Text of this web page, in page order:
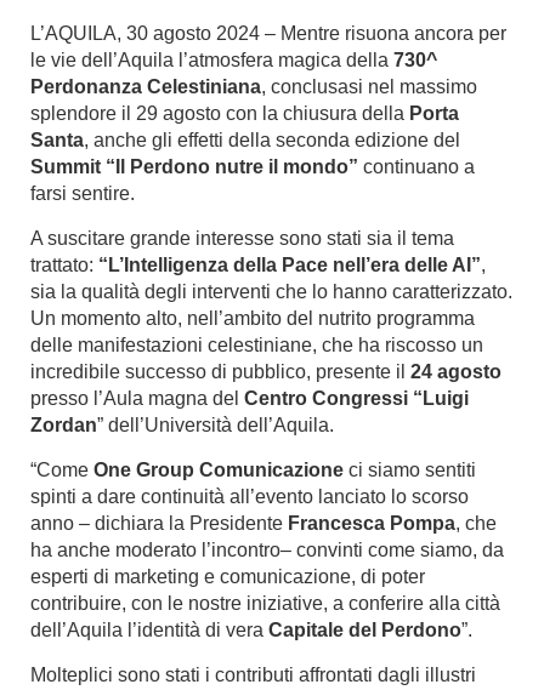
L’AQUILA, 30 agosto 2024 – Mentre risuona ancora per
le vie dell’Aquila l’atmosfera magica della 730^
Perdonanza Celestiniana, conclusasi nel massimo
splendore il 29 agosto con la chiusura della Porta
Santa, anche gli effetti della seconda edizione del
Summit “Il Perdono nutre il mondo” continuano a
farsi sentire.
A suscitare grande interesse sono stati sia il tema
trattato: “L’Intelligenza della Pace nell’era delle AI”,
sia la qualità degli interventi che lo hanno caratterizzato.
Un momento alto, nell’ambito del nutrito programma
delle manifestazioni celestiniane, che ha riscosso un
incredibile successo di pubblico, presente il 24 agosto
presso l’Aula magna del Centro Congressi “Luigi
Zordan” dell’Università dell’Aquila.
“Come One Group Comunicazione ci siamo sentiti
spinti a dare continuità all’evento lanciato lo scorso
anno – dichiara la Presidente Francesca Pompa, che
ha anche moderato l’incontro– convinti come siamo, da
esperti di marketing e comunicazione, di poter
contribuire, con le nostre iniziative, a conferire alla città
dell’Aquila l’identità di vera Capitale del Perdono”.
Molteplici sono stati i contributi affrontati dagli illustri